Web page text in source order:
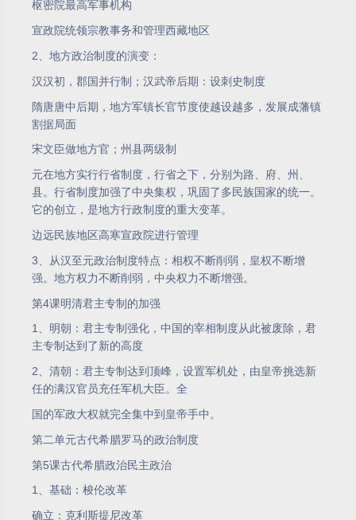
枢密院最高军事机构
宣政院统领宗教事务和管理西藏地区
2、地方政治制度的演变：
汉汉初，郡国并行制；汉武帝后期：设刺史制度
隋唐唐中后期，地方军镇长官节度使越设越多，发展成藩镇
割据局面
宋文臣做地方官；州县两级制
元在地方实行行省制度，行省之下，分别为路、府、州、
县。行省制度加强了中央集权，巩固了多民族国家的统一。
它的创立，是地方行政制度的重大变革。
边远民族地区高寒宣政院进行管理
3、从汉至元政治制度特点：相权不断削弱，皇权不断增
强。地方权力不断削弱，中央权力不断增强。
第4课明清君主专制的加强
1、明朝：君主专制强化，中国的宰相制度从此被废除，君
主专制达到了新的高度
2、清朝：君主专制达到顶峰，设置军机处，由皇帝挑选新
任的满汉官员充任军机大臣。全
国的军政大权就完全集中到皇帝手中。
第二单元古代希腊罗马的政治制度
第5课古代希腊政治民主政治
1、基础：梭伦改革
确立：克利斯提尼改革